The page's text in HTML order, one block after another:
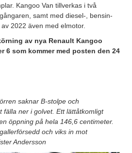
Kangoo Van tillverkas i två
samt med diesel-, bensin-
2022 även med elmotor.
av nya Renault Kangoo
6 som kommer med posten den 24
saknar B-stolpe och
fälla ner i golvet. Ett lättåtkomligt
öppning på hela 146,6 centimeter.
och viks in mot
Andersson